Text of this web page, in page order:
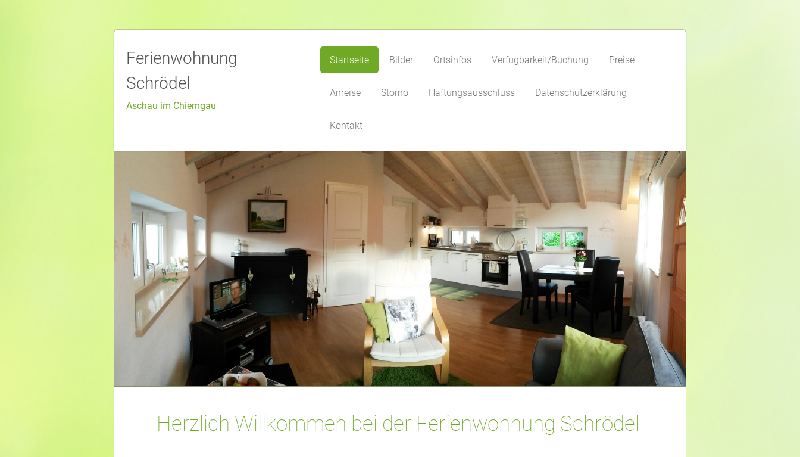
Ferienwohnung
Schrödel
Aschau im Chiemgau
Startseite Bilder Ortsinfos Verfügbarkeit/Buchung Preise
Anreise Storno Haftungsausschluss Datenschutzerklärung
Kontakt
Herzlich Willkommen bei der Ferienwohnung Schrödel